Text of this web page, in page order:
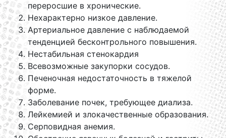
переросшие в хронические.
Нехарактерно низкое давление.
Артериальное давление с наблюдаемой
тенденцией бесконтрольного повышения.
Нестабильная стенокардия
Всевозможные закупорки сосудов.
Печеночная недостаточность в тяжелой
форме.
Заболевание почек, требующее диализа.
Лейкемией и злокачественные образования.
Серповидная анемия.